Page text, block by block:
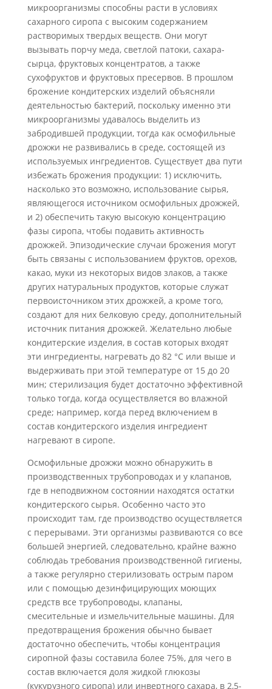
микроорганизмы способны расти в условиях
сахарного сиропа с высоким содержанием
растворимых твердых ве­ществ. Они могут
вызывать порчу меда, светлой патоки, сахара-
сырца, фруктовых концентратов, а также
сухофруктов и фруктовых пресервов. В прошлом
брожение кондитерских изделий объясняли
деятельностью бактерий, поскольку именно эти
микроорганизмы удавалось выделить из
забродившей продукции, тогда как осмофильные
дрожжи не развивались в среде, состоящей из
используемых ингредиен­тов. Существует два пути
избежать брожения продукции: 1) исключить,
насколько это возможно, использование сырья,
являющегося источником осмофильных дрожжей,
и 2) обеспечить такую высокую концентрацию
фазы сиропа, чтобы пода­вить активность
дрожжей. Эпизодические случаи брожения могут
быть связаны с использованием фруктов, орехов,
какао, муки из некоторых видов злаков, а также
других натуральных продуктов, которые служат
первоисточником этих дрожжей, а кроме того,
создают для них белковую среду, дополнительный
источник питания дрожжей. Желательно любые
кондитерские изделия, в состав которых входят
эти ингредиенты, нагревать до 82 °С или выше и
выдерживать при этой температуре от 15 до 20
мин; стерилизация будет достаточно эффективной
только тогда, когда осу­ществляется во влажной
среде; например, когда перед включением в
состав конди­терского изделия ингредиент
нагревают в сиропе.
Осмофильные дрожжи можно обнаружить в
производственных трубопроводах и у клапанов,
где в неподвижном состоянии находятся остатки
кондитерского сы­рья. Особенно часто это
происходит там, где производство осуществляется
с пере­рывами. Эти организмы развиваются со все
большей энергией, следовательно, крайне важно
соблюдаь требования производственной гигиены,
а также регулярно стерилизовать острым паром
или с помощью дезинфицирующих моющих
средств все трубопроводы, клапаны,
смесительные и измельчительные машины. Для
пре­дотвращения брожения обычно бывает
достаточно обеспечить, чтобы концентра­ция
сиропной фазы составила более 75%, для чего в
состав включается доля жидкой глюкозы
(кукурузного сиропа) или инвертного сахара, в 2,5-